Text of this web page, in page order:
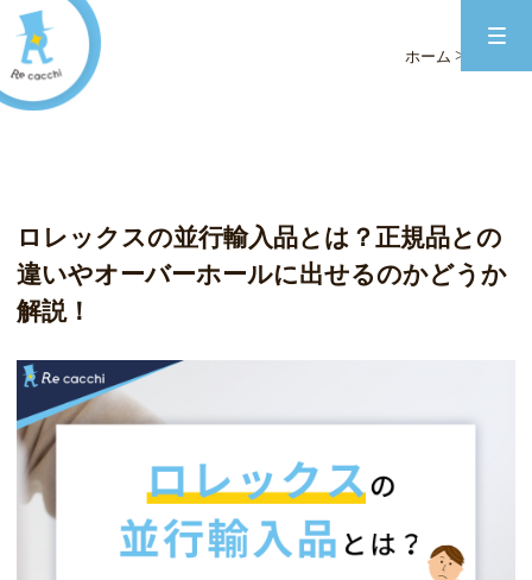
ホーム >
ロレックスの並行輸入品とは？正規品との
違いやオーバーホールに出せるのかどうか
解説！